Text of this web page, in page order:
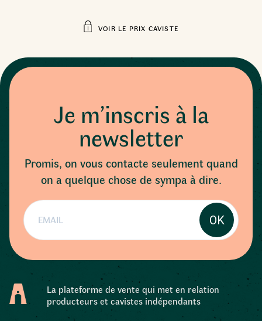
VOIR LE PRIX CAVISTE
Je m’inscris à la
newsletter
Promis, on vous contacte seulement quand
on a quelque chose de sympa à dire.
OK
La plateforme de vente qui met en relation
producteurs et cavistes indépendants